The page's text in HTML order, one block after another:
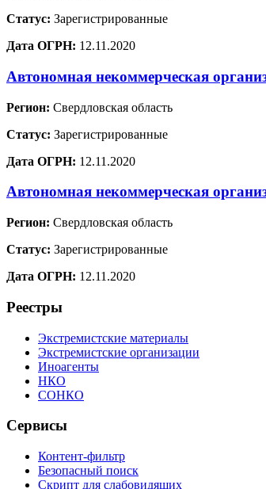
Статус: Зарегистрированные
Дата ОГРН: 12.11.2020
Автономная некоммерческая
Регион: Свердловская область
Статус: Зарегистрированные
Дата ОГРН: 12.11.2020
Автономная некоммерческая
Регион: Свердловская область
Статус: Зарегистрированные
Дата ОГРН: 12.11.2020
Реестры
Экстремистские материалы
Экстремистские организации
Иноагенты
НКО
СОНКО
Сервисы
Контент-фильтр
Безопасный поиск
Скрипт для слабовидящих